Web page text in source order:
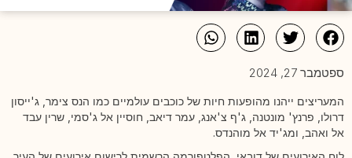
ספטמבר 27, 2024
המעריצים ייהנו מהופעות חיות של כוכבים עולמיים כמו הנס צימר, ג'ייסון
דרולו, פרנץ' מונטנה, ג'ף צ'אנג, עמר דיאב, חוסיין אל ג'סמי, שרין עבד
אל ואהב, ומג'יד אל מוהנדס.